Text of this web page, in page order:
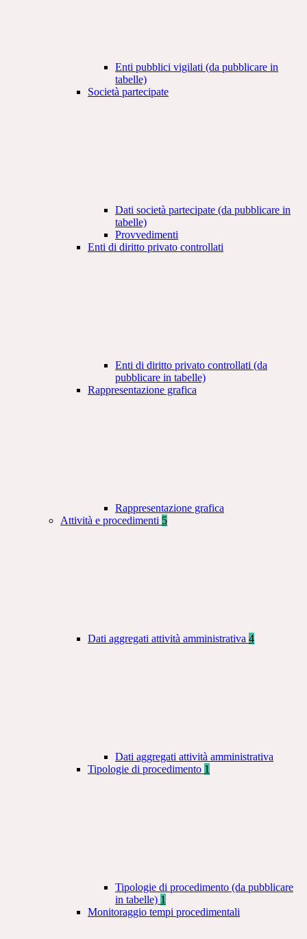
Enti pubblici vigilati (da pubblicare in
tabelle)
Società partecipate
Dati società partecipate (da pubblicare in
tabelle)
Provvedimenti
Enti di diritto privato controllati
Enti di diritto privato controllati (da
pubblicare in tabelle)
Rappresentazione grafica
Rappresentazione grafica
Attività e procedimenti 5
Dati aggregati attività amministrativa 4
Dati aggregati attività amministrativa
Tipologie di procedimento 1
Tipologie di procedimento (da pubblicare
in tabelle) 1
Monitoraggio tempi procedimentali